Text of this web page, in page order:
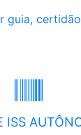
guia,
ISS